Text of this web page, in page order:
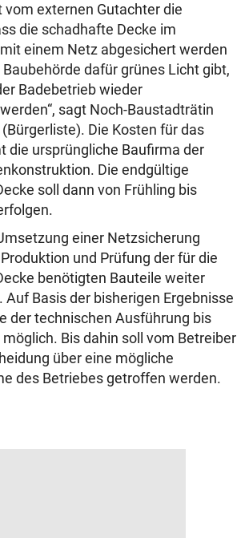
vom externen Gutachter die
die schadhafte Decke im
einem Netz abgesichert werden
Baubehörde dafür grünes Licht gibt,
Badebetrieb wieder
sagt Noch-Baustadträtin
Die Kosten für das
die ursprüngliche Baufirma der
Die endgültige
soll dann von Frühling bis
einer Netzsicherung
und Prüfung der für die
benötigten Bauteile weiter
Basis der bisherigen Ergebnisse
der technischen Ausführung bis
Bis dahin soll vom Betreiber
über eine mögliche
des Betriebes getroffen werden.